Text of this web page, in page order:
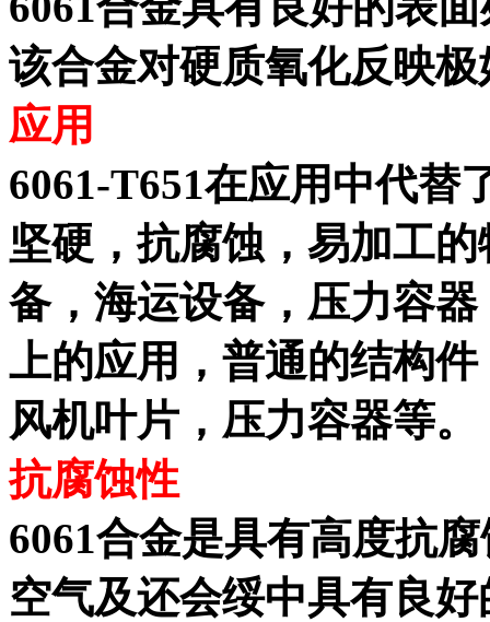
该合金对硬质氧化反映极
应用
6061-T651在应用中代替
坚硬，抗腐蚀，易加工
备，海运设备，压力容
上的应用，普通的结构
风机叶片，压力容器等。
抗腐蚀性
6061合金是具有高度抗
空气及还会绥中具有良